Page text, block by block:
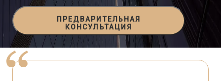
ПРЕДВАРИТЕЛЬНАЯ
КОНСУЛЬТАЦИЯ